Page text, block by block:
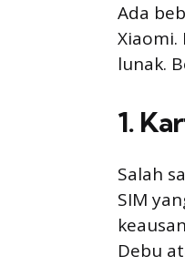
Ada
lunak.
1.
Salah
SIM
Debu